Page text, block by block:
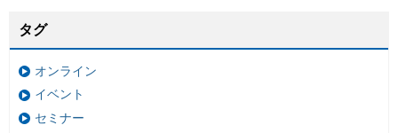
タグ
オンライン
イベント
セミナー